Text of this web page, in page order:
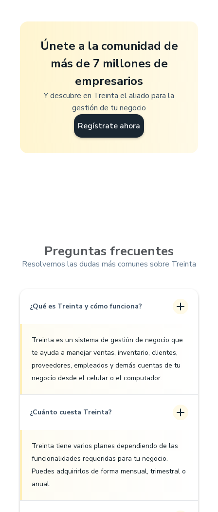
Únete a la comunidad de
más de 7 millones de
empresarios
Y descubre en Treinta el aliado para la
gestión de tu negocio
Regístrate ahora
Preguntas frecuentes
Resolvemos las dudas más comunes sobre Treinta
¿Qué es Treinta y cómo funciona?
Treinta es un sistema de gestión de negocio que
te ayuda a manejar ventas, inventario, clientes,
proveedores, empleados y demás cuentas de tu
negocio desde el celular o el computador.
¿Cuánto cuesta Treinta?
Treinta tiene varios planes dependiendo de las
funcionalidades requeridas para tu negocio.
Puedes adquirirlos de forma mensual, trimestral o
anual.